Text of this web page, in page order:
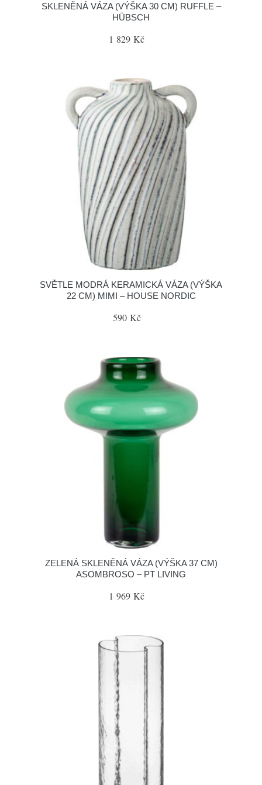
SKLENĚNÁ VÁZA (VÝŠKA 30 CM) RUFFLE –
HÜBSCH
1 829 Kč
SVĚTLE MODRÁ KERAMICKÁ VÁZA (VÝŠKA
22 CM) MIMI – HOUSE NORDIC
590 Kč
ZELENÁ SKLENĚNÁ VÁZA (VÝŠKA 37 CM)
ASOMBROSO – PT LIVING
1 969 Kč